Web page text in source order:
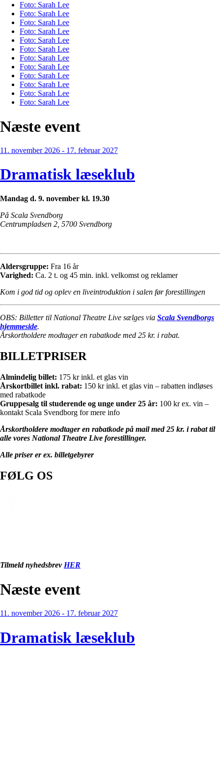
Foto: Sarah Lee
Foto: Sarah Lee
Foto: Sarah Lee
Foto: Sarah Lee
Foto: Sarah Lee
Foto: Sarah Lee
Foto: Sarah Lee
Foto: Sarah Lee
Foto: Sarah Lee
Foto: Sarah Lee
Foto: Sarah Lee
Foto: Sarah Lee
Næste event
11. november 2026 - 17. februar 2027
Dramatisk læseklub
Mandag d. 9. november kl. 19.30
På Scala Svendborg
Centrumpladsen 2, 5700 Svendborg
Aldersgruppe: Fra 16 år
Varighed: Ca. 2 t. og 45 min. inkl. velkomst og reklamer
Kom i god tid og oplev en liveintroduktion i salen før forestillingen
OBS: Billetter til National Theatre Live sælges via Scala Svendborgs
hjemmeside.
Årskortholdere modtager en rabatkode med 25 kr. i rabat.
BILLETPRISER
Almindelig billet: 175 kr inkl. et glas vin
Årskortbillet inkl. rabat: 150 kr inkl. et glas vin – rabatten indløses
med rabatkode
Gruppesalg til studerende og unge under 25 år: 100 kr ex. vin –
kontakt Scala Svendborg for mere info
Årskortholdere modtager en rabatkode på mail med 25 kr. i rabat til
alle vores National Theatre Live forestillinger.
Alle priser er ex. billetgebyrer
FØLG OS
Tilmeld nyhedsbrevHER
Næste event
11. november 2026 - 17. februar 2027
Dramatisk læseklub